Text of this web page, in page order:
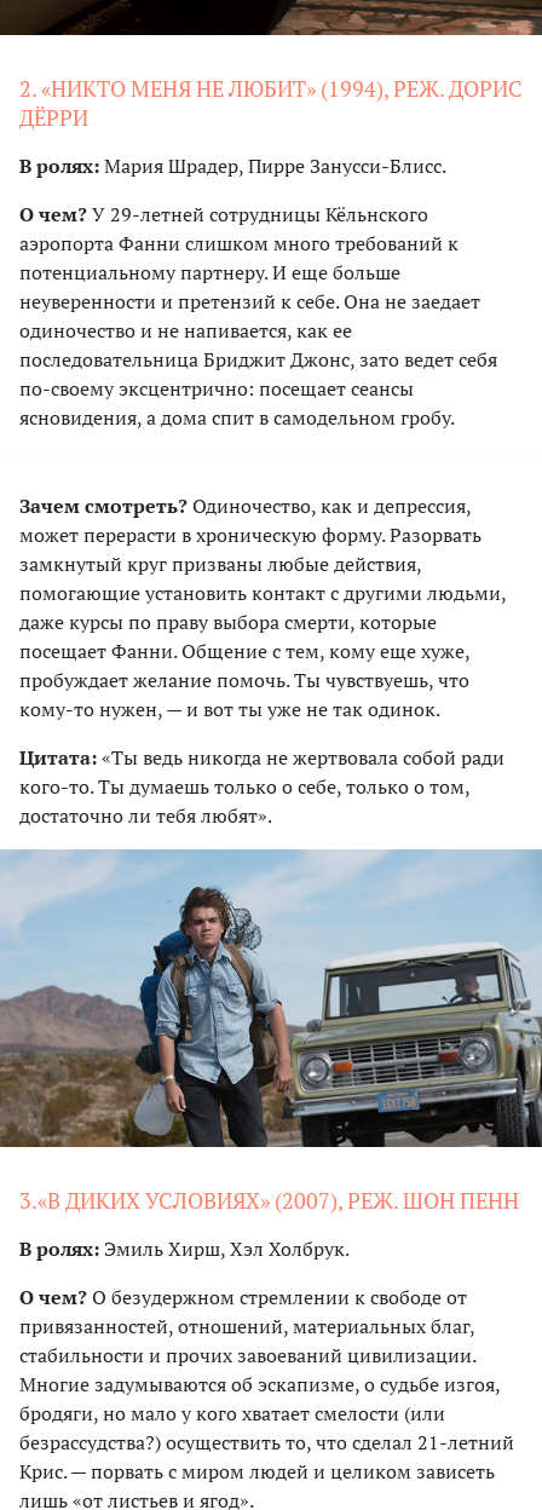
2. «НИКТО МЕНЯ НЕ ЛЮБИТ» (1994), РЕЖ. ДОРИС
ДЁРРИ
В ролях:Мария Шрадер, Пирре Занусси-Блисс.
О чем?У 29-летней сотрудницы Кёльнского
аэропорта Фанни слишком много требований к
потенциальному партнеру. И еще больше
неуверенности и претензий к себе. Она не заедает
одиночество и не напивается, как ее
последовательница Бриджит Джонс, зато ведет себя
по-своему эксцентрично: посещает сеансы
ясновидения, а дома спит в самодельном гробу.
Зачем смотреть?Одиночество, как и депрессия,
может перерасти в хроническую форму. Разорвать
замкнутый круг призваны любые действия,
помогающие установить контакт с другими людьми,
даже курсы по праву выбора смерти, которые
посещает Фанни. Общение с тем, кому еще хуже,
пробуждает желание помочь. Ты чувствуешь, что
кому-то нужен, — и вот ты уже не так одинок.
Цитата:«Ты ведь никогда не жертвовала собой ради
кого-то. Ты думаешь только о себе, только о том,
достаточно ли тебя любят».
3.«В ДИКИХ УСЛОВИЯХ» (2007), РЕЖ. ШОН ПЕНН
В ролях: Эмиль Хирш, Хэл Холбрук.
О чем?О безудержном стремлении к свободе от
привязанностей, отношений, материальных благ,
стабильности и прочих завоеваний цивилизации.
Многие задумываются об эскапизме, о судьбе изгоя,
бродяги, но мало у кого хватает смелости (или
безрассудства?) осуществить то, что сделал 21-летний
Крис. — порвать с миром людей и целиком зависеть
лишь «от листьев и ягод».